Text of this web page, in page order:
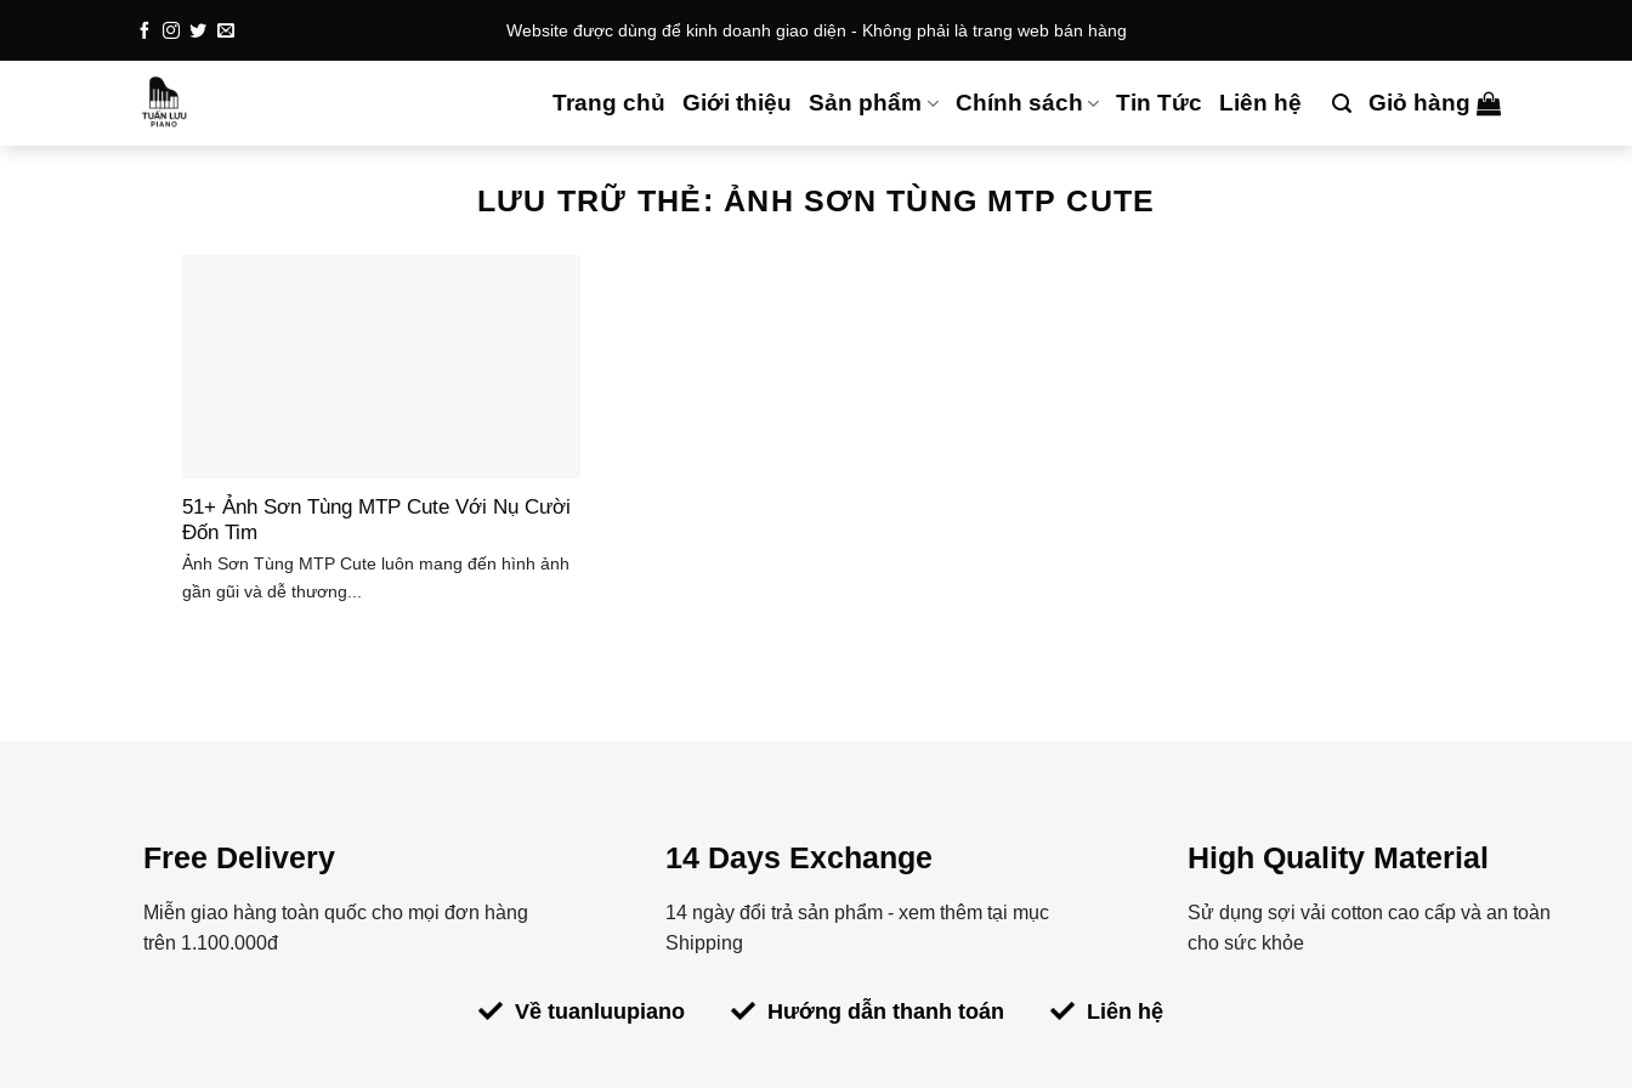
Website được dùng để kinh doanh giao diện - Không phải là trang web bán hàng
Trang chủ Giới thiệu Sản phẩm Chính sách Tin Tức Liên hệ Giỏ hàng
LƯU TRỮ THẺ: ẢNH SƠN TÙNG MTP CUTE
51+ Ảnh Sơn Tùng MTP Cute Với Nụ Cười
Đốn Tim
Ảnh Sơn Tùng MTP Cute luôn mang đến hình ảnh
gần gũi và dễ thương...
Free Delivery
Miễn giao hàng toàn quốc cho mọi đơn hàng
trên 1.100.000đ
14 Days Exchange
14 ngày đổi trả sản phẩm - xem thêm tại mục
Shipping
High Quality Material
Sử dụng sợi vải cotton cao cấp và an toàn
cho sức khỏe
Về tuanluupiano Hướng dẫn thanh toán Liên hệ